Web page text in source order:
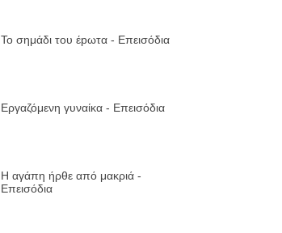
Το σημάδι του έpωτα - Επεισόδια
Εργαζόμενη γυναίκα - Επεισόδια
Η αγάπη ήρθε από μακριά -
Επεισόδια